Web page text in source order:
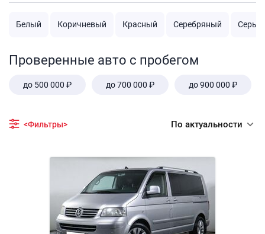
Белый Коричневый Красный Серебряный Серый
Проверенные авто с пробегом
до 500 000 ₽ до 700 000 ₽ до 900 000 ₽
<Фильтры> По актуальности